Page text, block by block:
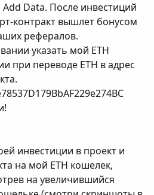
Data. После инвестиций
контракт вышлет бонусом
рефералов.
указать мой ETH
при переводе ETH в адрес
инвестиции в проект и
на мой ETH кошелек,
на увеличившийся